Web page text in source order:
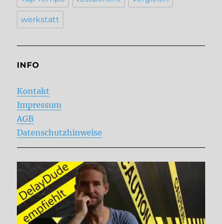
werkstatt
INFO
Kontakt
Impressum
AGB
Datenschutzhinweise